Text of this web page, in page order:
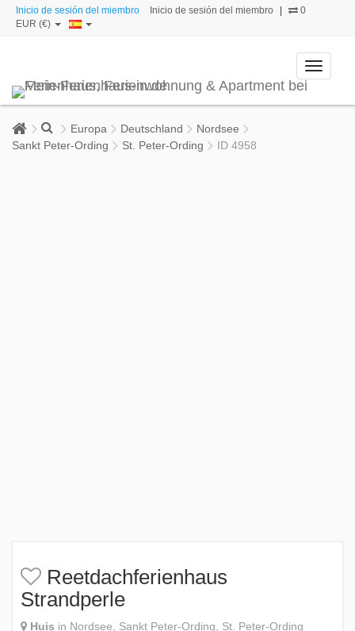
Inicio de sesión del miembro Inicio de sesión del miembro
0
EUR (€)
Toggle
Europa Deutschland
Nordsee
Sankt Peter-Ording
St. Peter-Ording ID 4958
Reetdachferienhaus
Strandperle
Huis in Nordsee, Sankt Peter-Ording, St. Peter-Ording